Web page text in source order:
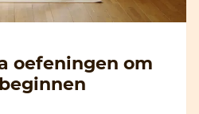
oefeningen om